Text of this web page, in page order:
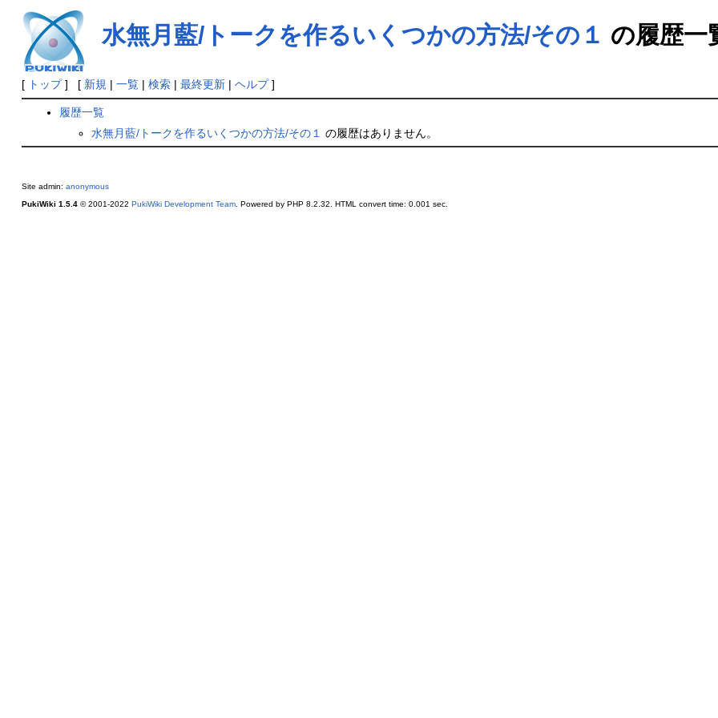
水無月藍/トークを作るいくつかの方法/その１ の履歴一
[ トップ] [ 新規 | 一覧| 検索| 最終更新| ヘルプ]
履歴一覧
水無月藍/トークを作るいくつかの方法/その１
の履歴はありません。
Site admin: anonymous
PukiWiki 1.5.4© 2001-2022 PukiWiki Development Team. Powered by PHP 8.2.32. HTML convert time: 0.001 sec.